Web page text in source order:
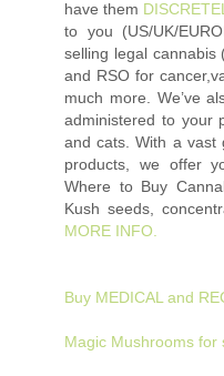
have them
to you (US/UK/
selling legal cannabis
and RSO for
much more. We’ve
administered to your
and cats. With a vast
products, we offer
Where to Buy
Kush seeds,
MORE INFO.
Buy MEDICAL and
Magic Mushrooms for